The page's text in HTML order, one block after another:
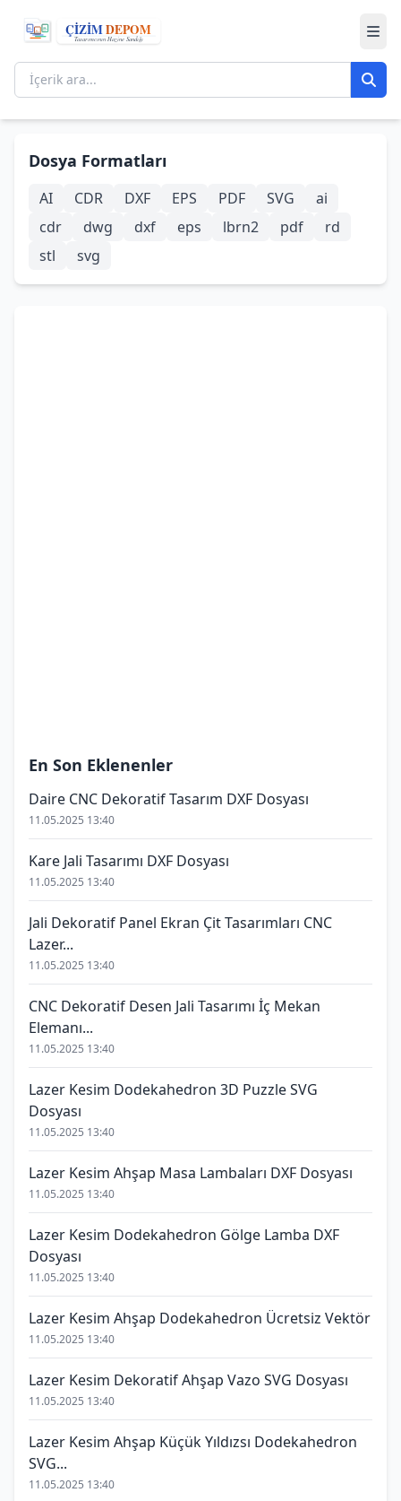
Dosya Formatları
AI CDR DXF EPS PDF SVG
ai
cdr
dwg dxf eps lbrn2 pdf
rd
stl
svg
En Son Eklenenler
Daire CNC Dekoratif Tasarım DXF Dosyası
11.05.2025 13:40
Kare Jali Tasarımı DXF Dosyası
11.05.2025 13:40
Jali Dekoratif Panel Ekran Çit Tasarımları CNC
Lazer...
11.05.2025 13:40
CNC Dekoratif Desen Jali Tasarımı İç Mekan
Elemanı...
11.05.2025 13:40
Lazer Kesim Dodekahedron 3D Puzzle SVG
Dosyası
11.05.2025 13:40
Lazer Kesim Ahşap Masa Lambaları DXF Dosyası
11.05.2025 13:40
Lazer Kesim Dodekahedron Gölge Lamba DXF
Dosyası
11.05.2025 13:40
Lazer Kesim Ahşap Dodekahedron Ücretsiz Vektör
11.05.2025 13:40
Lazer Kesim Dekoratif Ahşap Vazo SVG Dosyası
11.05.2025 13:40
Lazer Kesim Ahşap Küçük Yıldızsı Dodekahedron
SVG...
11.05.2025 13:40